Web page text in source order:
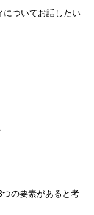
についてお話したい